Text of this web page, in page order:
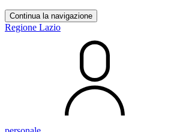
Continua la navigazione
Regione Lazio